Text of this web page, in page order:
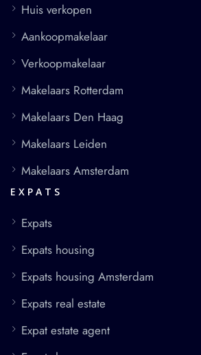
Huis verkopen
Aankoopmakelaar
Verkoopmakelaar
Makelaars Rotterdam
Makelaars Den Haag
Makelaars Leiden
Makelaars Amsterdam
EXPATS
Expats
Expats housing
Expats housing Amsterdam
Expats real estate
Expat estate agent